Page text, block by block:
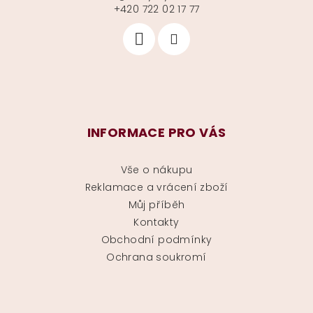
+420 722 02 17 77
INFORMACE PRO VÁS
Vše o nákupu
Reklamace a vrácení zboží
Můj příběh
Kontakty
Obchodní podmínky
Ochrana soukromí